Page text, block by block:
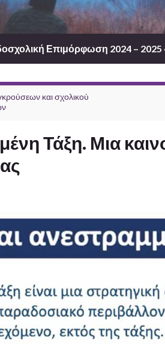
Επιμόρφωση 2024 – 2025
και σχολικού
Τάξη. Μια